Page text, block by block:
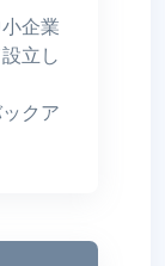
企業
立し
クア